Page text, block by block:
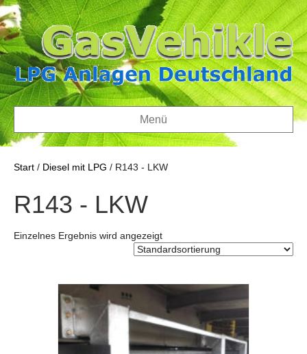
Menü
Start / Diesel mit LPG / R143 - LKW
R143 - LKW
Einzelnes Ergebnis wird angezeigt